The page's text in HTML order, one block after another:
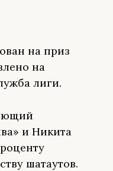
на приз
на
лиги.
и Никита
шатаутов.